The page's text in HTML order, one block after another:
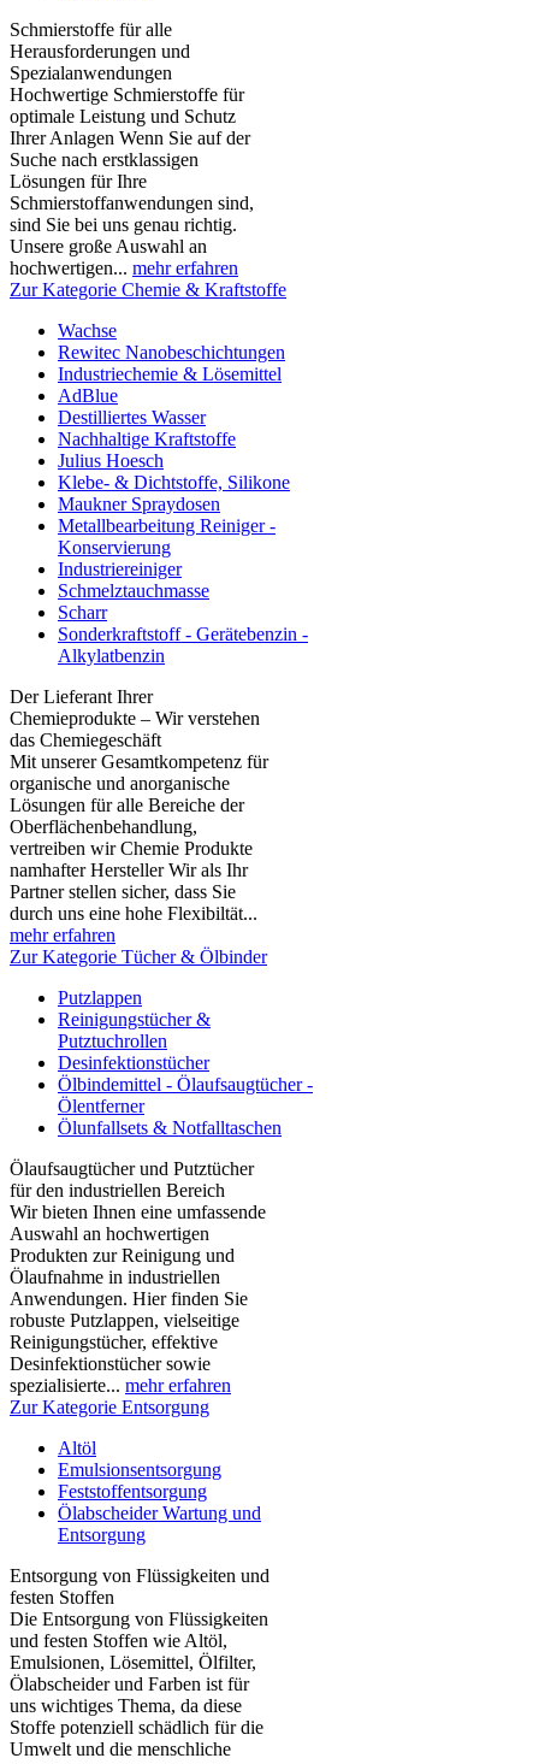
Schmierstoffe für alle
Herausforderungen und
Spezialanwendungen
Hochwertige Schmierstoffe für
optimale Leistung und Schutz
Ihrer Anlagen Wenn Sie auf der
Suche nach erstklassigen
Lösungen für Ihre
Schmierstoffanwendungen sind,
sind Sie bei uns genau richtig.
Unsere große Auswahl an
hochwertigen... mehr erfahren
Zur Kategorie Chemie & Kraftstoffe
Wachse
Rewitec Nanobeschichtungen
Industriechemie & Lösemittel
AdBlue
Destilliertes Wasser
Nachhaltige Kraftstoffe
Julius Hoesch
Klebe- & Dichtstoffe, Silikone
Maukner Spraydosen
Metallbearbeitung Reiniger -
Konservierung
Industriereiniger
Schmelztauchmasse
Scharr
Sonderkraftstoff - Gerätebenzin -
Alkylatbenzin
Der Lieferant Ihrer
Chemieprodukte – Wir verstehen
das Chemiegeschäft
Mit unserer Gesamtkompetenz für
organische und anorganische
Lösungen für alle Bereiche der
Oberflächenbehandlung,
vertreiben wir Chemie Produkte
namhafter Hersteller Wir als Ihr
Partner stellen sicher, dass Sie
durch uns eine hohe Flexibiltät...
mehr erfahren
Zur Kategorie Tücher & Ölbinder
Putzlappen
Reinigungstücher &
Putztuchrollen
Desinfektionstücher
Ölbindemittel - Ölaufsaugtücher -
Ölentferner
Ölunfallsets & Notfalltaschen
Ölaufsaugtücher und Putztücher
für den industriellen Bereich
Wir bieten Ihnen eine umfassende
Auswahl an hochwertigen
Produkten zur Reinigung und
Ölaufnahme in industriellen
Anwendungen. Hier finden Sie
robuste Putzlappen, vielseitige
Reinigungstücher, effektive
Desinfektionstücher sowie
spezialisierte... mehr erfahren
Zur Kategorie Entsorgung
Altöl
Emulsionsentsorgung
Feststoffentsorgung
Ölabscheider Wartung und
Entsorgung
Entsorgung von Flüssigkeiten und
festen Stoffen
Die Entsorgung von Flüssigkeiten
und festen Stoffen wie Altöl,
Emulsionen, Lösemittel, Ölfilter,
Ölabscheider und Farben ist für
uns wichtiges Thema, da diese
Stoffe potenziell schädlich für die
Umwelt und die menschliche